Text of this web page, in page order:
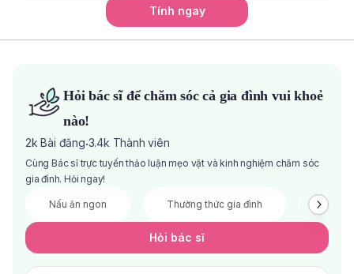
Tính ngay
Hỏi bác sĩ để chăm sóc cả gia đình vui khoẻ
nào!
2k Bài đăng·3.4k Thành viên
Cùng Bác sĩ trực tuyến thảo luận mẹo vặt và kinh nghiệm chăm sóc
gia đình. Hỏi ngay!
Nấu ăn ngon Thường thức gia đình Đầu
Hỏi bác sĩ